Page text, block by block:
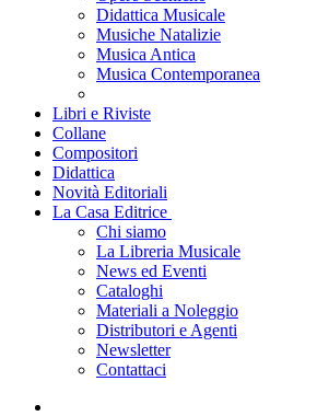
Didattica Musicale
Musiche Natalizie
Musica Antica
Musica Contemporanea
Libri e Riviste
Collane
Compositori
Didattica
Novità Editoriali
La Casa Editrice
Chi siamo
La Libreria Musicale
News ed Eventi
Cataloghi
Materiali a Noleggio
Distributori e Agenti
Newsletter
Contattaci